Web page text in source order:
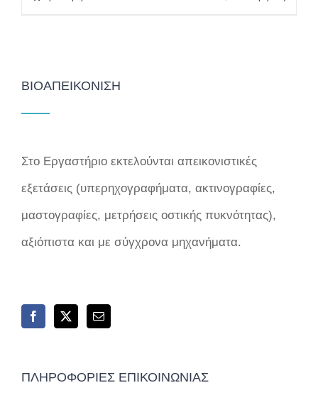
ΒΙΟΑΠΕΙΚΌΝΙΣΗ
Στο Εργαστήριο εκτελούνται απεικονιστικές
εξετάσεις (υπερηχογραφήματα, ακτινογραφίες,
μαστογραφίες, μετρήσεις οστικής πυκνότητας),
αξιόπιστα και με σύγχρονα μηχανήματα.
ΠΛΗΡΟΦΟΡΊΕΣ ΕΠΙΚΟΙΝΩΝΊΑΣ